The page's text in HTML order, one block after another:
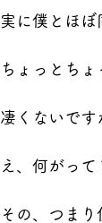
実に僕とほぼ
ちょっとちょ
凄くないです
え、何がって
その、つま